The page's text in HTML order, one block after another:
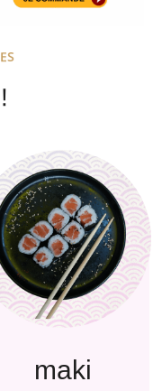
ES
!
maki